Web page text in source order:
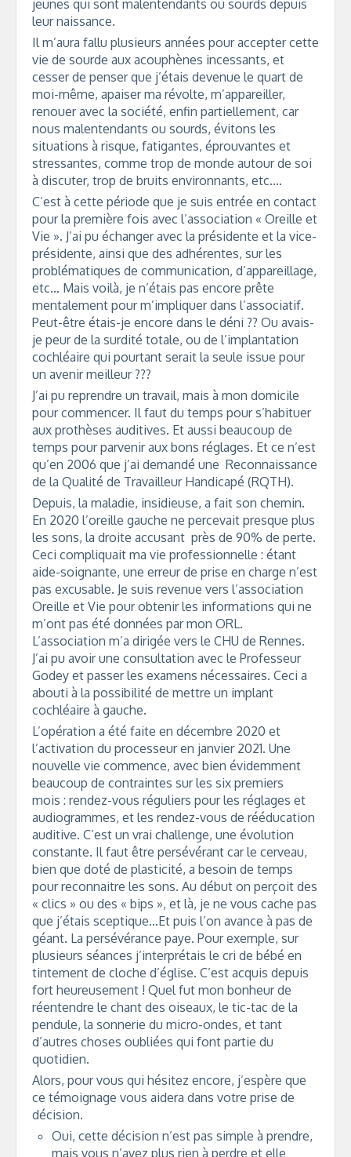
jeunes qui sont malentendants ou sourds depuis
leur naissance.
Il m’aura fallu plusieurs années pour accepter cette
vie de sourde aux acouphènes incessants, et
cesser de penser que j’étais devenue le quart de
moi-même, apaiser ma révolte, m’appareiller,
renouer avec la société, enfin partiellement, car
nous malentendants ou sourds, évitons les
situations à risque, fatigantes, éprouvantes et
stressantes, comme trop de monde autour de soi
à discuter, trop de bruits environnants, etc.…
C’est à cette période que je suis entrée en contact
pour la première fois avec l’association « Oreille et
Vie ». J’ai pu échanger avec la présidente et la vice-
présidente, ainsi que des adhérentes, sur les
problématiques de communication, d’appareillage,
etc… Mais voilà, je n’étais pas encore prête
mentalement pour m’impliquer dans l’associatif.
Peut-être étais-je encore dans le déni ?? Ou avais-
je peur de la surdité totale, ou de l’implantation
cochléaire qui pourtant serait la seule issue pour
un avenir meilleur ???
J’ai pu reprendre un travail, mais à mon domicile
pour commencer. Il faut du temps pour s’habituer
aux prothèses auditives. Et aussi beaucoup de
temps pour parvenir aux bons réglages. Et ce n’est
qu’en 2006 que j’ai demandé une Reconnaissance
de la Qualité de Travailleur Handicapé (RQTH).
Depuis, la maladie, insidieuse, a fait son chemin.
En 2020 l’oreille gauche ne percevait presque plus
les sons, la droite accusant près de 90% de perte.
Ceci compliquait ma vie professionnelle : étant
aide-soignante, une erreur de prise en charge n’est
pas excusable. Je suis revenue vers l’association
Oreille et Vie pour obtenir les informations qui ne
m’ont pas été données par mon ORL.
L’association m’a dirigée vers le CHU de Rennes.
J’ai pu avoir une consultation avec le Professeur
Godey et passer les examens nécessaires. Ceci a
abouti à la possibilité de mettre un implant
cochléaire à gauche.
L’opération a été faite en décembre 2020 et
l’activation du processeur en janvier 2021. Une
nouvelle vie commence, avec bien évidemment
beaucoup de contraintes sur les six premiers
mois : rendez-vous réguliers pour les réglages et
audiogrammes, et les rendez-vous de rééducation
auditive. C’est un vrai challenge, une évolution
constante. Il faut être persévérant car le cerveau,
bien que doté de plasticité, a besoin de temps
pour reconnaitre les sons. Au début on perçoit des
« clics » ou des « bips », et là, je ne vous cache pas
que j’étais sceptique…Et puis l’on avance à pas de
géant. La persévérance paye. Pour exemple, sur
plusieurs séances j’interprétais le cri de bébé en
tintement de cloche d’église. C’est acquis depuis
fort heureusement ! Quel fut mon bonheur de
réentendre le chant des oiseaux, le tic-tac de la
pendule, la sonnerie du micro-ondes, et tant
d’autres choses oubliées qui font partie du
quotidien.
Alors, pour vous qui hésitez encore, j’espère que
ce témoignage vous aidera dans votre prise de
décision.
Oui, cette décision n’est pas simple à prendre,
mais vous n’avez plus rien à perdre et elle